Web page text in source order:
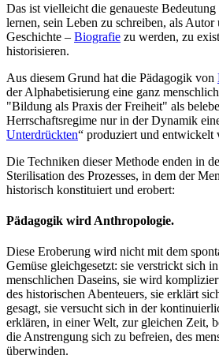
Das ist vielleicht die genaueste Bedeutung
lernen, sein Leben zu schreiben, als Autor
Geschichte – Biografie zu werden, zu
historisieren.
Aus diesem Grund hat die Pädagogik von
der Alphabetisierung eine ganz
"Bildung als Praxis der Freiheit" als
Herrschaftsregime nur in der Dynamik
Unterdrückten“ produziert und entwickelt
Die Techniken dieser Methode enden in
Sterilisation des Prozesses, in dem der
historisch konstituiert und erobert:
Pädagogik wird Anthropologie.
Diese Eroberung wird nicht mit dem
Gemüse gleichgesetzt: sie verstrickt sich
menschlichen Daseins, sie wird
des historischen Abenteuers, sie erklärt
gesagt, sie versucht sich in der
erklären, in einer Welt, zur gleichen Zeit,
die Anstrengung sich zu befreien, des
überwinden.